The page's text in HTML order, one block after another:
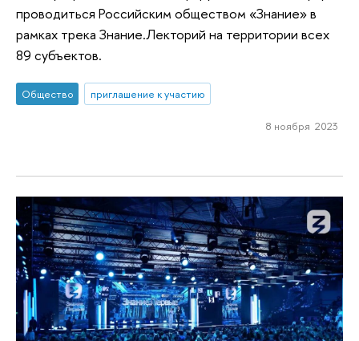
проводиться Российским обществом «Знание» в
рамках трека Знание.Лекторий на территории всех
89 субъектов.
Общество приглашение к участию
8 ноября 2023